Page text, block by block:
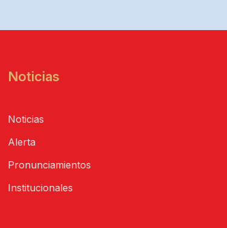
Noticias
Noticias
Alerta
Pronunciamientos
Institucionales